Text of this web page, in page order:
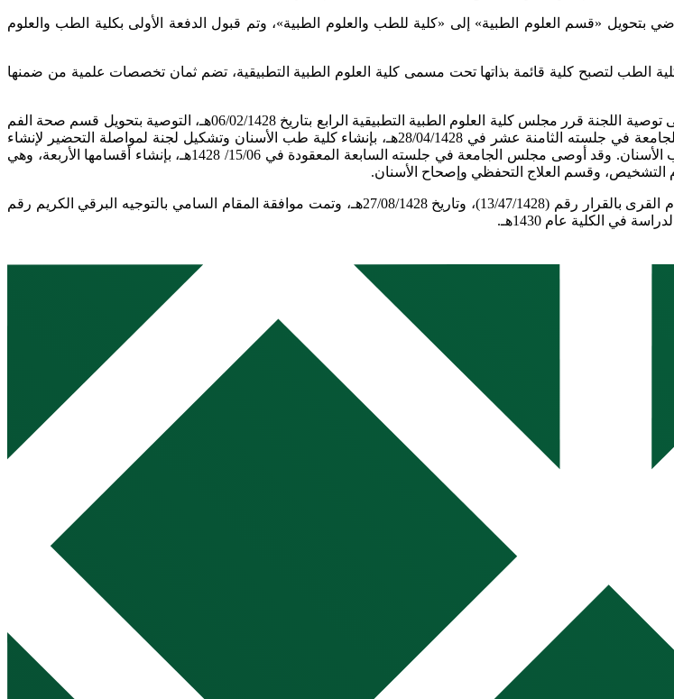
القاضي بتحويل «قسم العلوم الطبية» إلى «كلية للطب والعلوم الطبية»، وتم قبول الدفعة الأولى بكلية الطب والعلوم
عن كلية الطب لتصبح كلية قائمة بذاتها تحت مسمى كلية العلوم الطبية التطبيقية، تضم ثمان تخصصات علمية من ضمنها
شكل معالي مدير الجامعة في 19/12/1427هـ، لجنة لدراسة إنشاء كلية طب الأسنان، وبناءً على توصية اللجنة قرر مجلس كلية العلوم الطبية التطبيقية الرابع بتاريخ 06/02/1428هـ، التوصية بتحويل قسم صحة الفم
والأسنان بكلية العلوم الطبية التطبيقية إلى كلية طب الأسنان. وقد أوصى المجلس العلمي للجامعة في جلسته الثامنة عشر في 28/04/1428هـ، بإنشاء كلية طب الأسنان وتشكيل لجنة لمواصلة التحضير لإنشاء
وقيام الكلية من حيث الخطط والبرامج والاستعانة بجهات وأشخاص ذوي خبرة في مجال طب الأسنان. وقد أوصى مجلس الجامعة في جلسته السابعة المعقودة في 15/06/ 1428هـ، بإنشاء أقسامها الأربعة، وهي
التشخيص، وقسم العلاج التحفظي وإصحاح الأسنان.
وبناءً على ذلك قررت الأمانة العامة لمجلس التعليم العالي إنشاء كلية طب الأسنان بجامعة أم القرى بالقرار رقم (13/47/1428)، وتاريخ 27/08/1428هـ، وتمت موافقة المقام السامي بالتوجيه البرقي الكريم رقم